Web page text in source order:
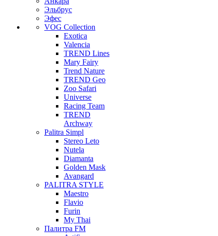
Эльбрус
Эфес
VOG Collection
Exotica
Valencia
TREND Lines
Mary Fairy
Trend Nature
TREND Geo
Zoo Safari
Universe
Racing Team
TREND
Archway
Palitra Simpl
Stereo Leto
Nutela
Diamanta
Golden Mask
Avangard
PALITRA STYLE
Maestro
Flavio
Furin
My Thai
Палитра FM